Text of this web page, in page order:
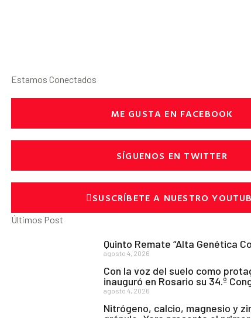
Estamos Conectados
ME GUSTA EN FACEBOOK
SÍGUENOS EN TWITTER
SUSCRÍBETE A NUESTRO
Últimos Post
Quinto Remate “Alta Genética
agosto 4, 2026
Con la voz del suelo como
inauguró en Rosario su 34.º
agosto 4, 2026
Nitrógeno, calcio, magnesio y